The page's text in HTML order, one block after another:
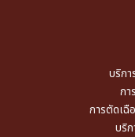
บริก
กา
การตัดเฉื
บริ